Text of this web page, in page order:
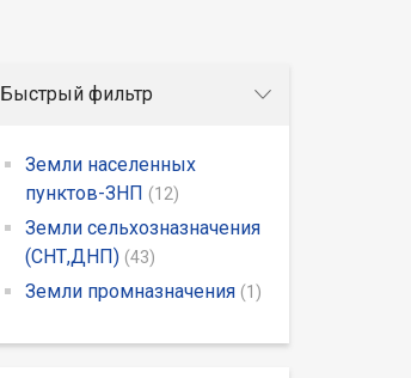
Быстрый фильтр
Земли населенных
пунктов-ЗНП (12)
Земли сельхозназначения
(СНТ,ДНП) (43)
Земли промназначения (1)